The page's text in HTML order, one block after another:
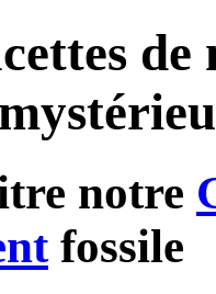
notre
fossile